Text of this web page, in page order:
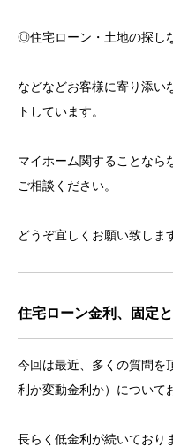
◎住宅ローン・土地の探し
などなどお客様に寄り添い
トしています。
マイホーム関することなら
ご相談ください。
どうぞ宜しくお願い致しま
住宅ローン金利、固定
今回は最近、多くの質問を
利か変動金利か）について
長らく低金利が続いており